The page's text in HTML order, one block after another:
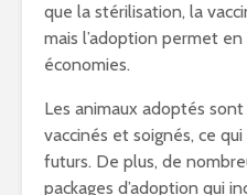
que la stérilisation, la
mais l’adoption permet
économies.
Les animaux adoptés
vaccinés et soignés, ce
futurs. De plus, de
packages d’adoption qui